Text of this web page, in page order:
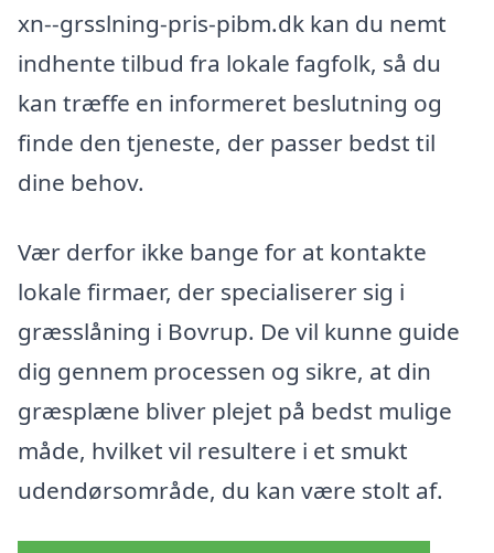
xn--grsslning-pris-pibm.dk kan du nemt
indhente tilbud fra lokale fagfolk, så du
kan træffe en informeret beslutning og
finde den tjeneste, der passer bedst til
dine behov.
Vær derfor ikke bange for at kontakte
lokale firmaer, der specialiserer sig i
græsslåning i Bovrup. De vil kunne guide
dig gennem processen og sikre, at din
græsplæne bliver plejet på bedst mulige
måde, hvilket vil resultere i et smukt
udendørsområde, du kan være stolt af.